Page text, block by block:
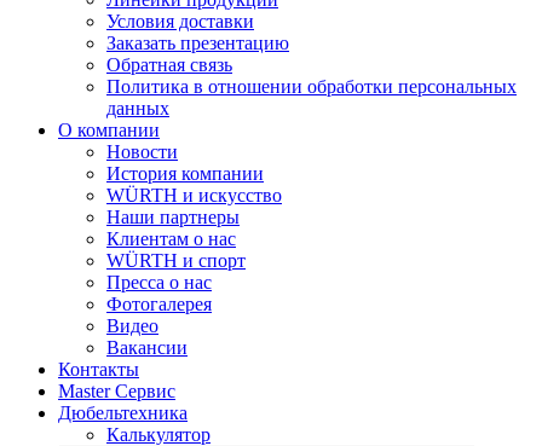
Условия доставки
Заказать презентацию
Обратная связь
Политика в отношении обработки персональных
данных
О компании
Новости
История компании
WÜRTH и искусство
Наши партнеры
Клиентам о нас
WÜRTH и спорт
Пресса о нас
Фотогалерея
Видео
Вакансии
Контакты
Master Сервис
Дюбельтехника
Калькулятор